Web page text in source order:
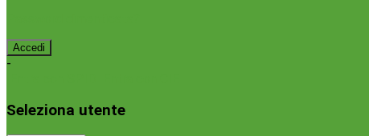
-
Seleziona utente